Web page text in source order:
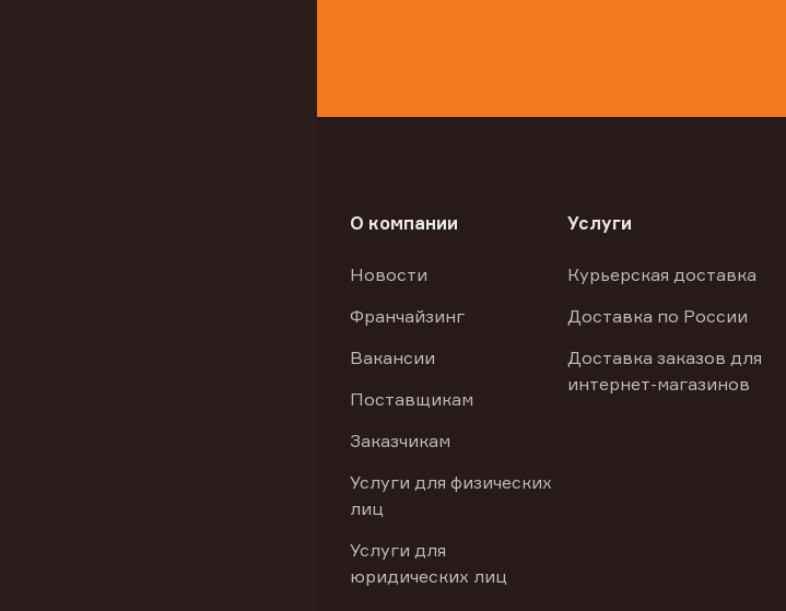
О компании
Новости
Франчайзинг
Вакансии
Поставщикам
Заказчикам
Услуги для физических
лиц
Услуги для
юридических лиц
Услуги
Курьерская доставка
Доставка по России
Доставка заказов для
интернет-магазинов